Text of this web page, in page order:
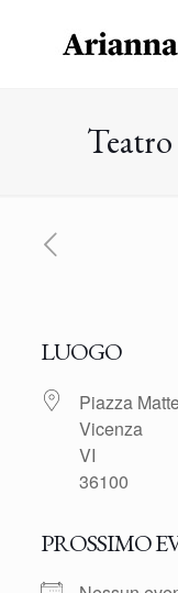
LUOGO
Piazza
Vicenza
VI
36100
PROSSIMO